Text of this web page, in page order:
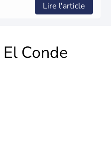
Lire l'article
El Conde